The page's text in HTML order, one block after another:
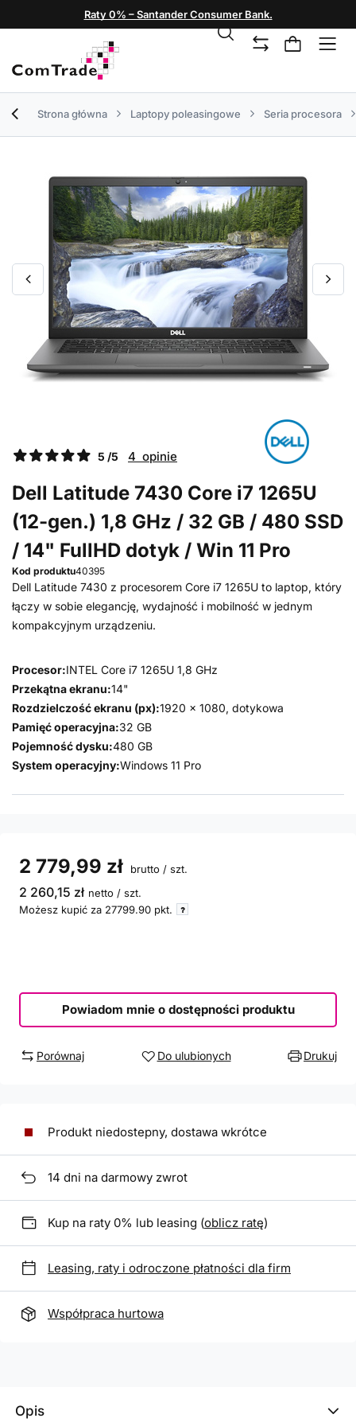
Raty 0% – Santander Consumer Bank.
Strona główna Laptopy poleasingowe Seria procesora
5 /5 4 opinie
Dell Latitude 7430 Core i7 1265U
(12-gen.) 1,8 GHz / 32 GB / 480 SSD
/ 14" FullHD dotyk / Win 11 Pro
Kod produktu40395
Dell Latitude 7430 z procesorem Core i7 1265U to laptop, który
łączy w sobie elegancję, wydajność i mobilność w jednym
kompakcyjnym urządzeniu.
Procesor:INTEL Core i7 1265U 1,8 GHz
Przekątna ekranu:14"
Rozdzielczość ekranu (px):1920 x 1080, dotykowa
Pamięć operacyjna:32 GB
Pojemność dysku:480 GB
System operacyjny:Windows 11 Pro
2 779,99 zł brutto / szt.
2 260,15 zł netto / szt.
Możesz kupić za 27799.90 pkt.
Powiadom mnie o dostępności produktu
Porównaj Do ulubionych Drukuj
Produkt niedostepny, dostawa wkrótce
14 dni na darmowy zwrot
Kup na raty 0% lub leasing (oblicz ratę)
Leasing, raty i odroczone płatności dla firm
Współpraca hurtowa
Opis